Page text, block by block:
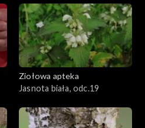
Ziołowa apteka
Jasnota biała, odc.19